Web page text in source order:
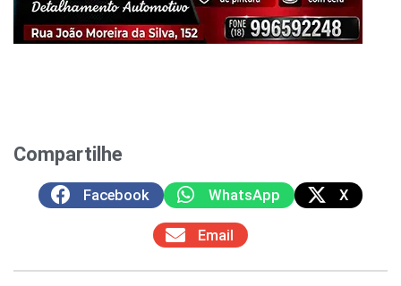
Compartilhe
Facebook WhatsApp X
Email